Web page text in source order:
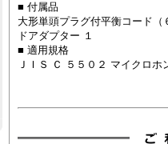
■ 付属品
大形単頭プラグ付平衡コード
ドアダプター １
■ 適用規格
ＪＩＳ Ｃ ５５０２ マイクロホ